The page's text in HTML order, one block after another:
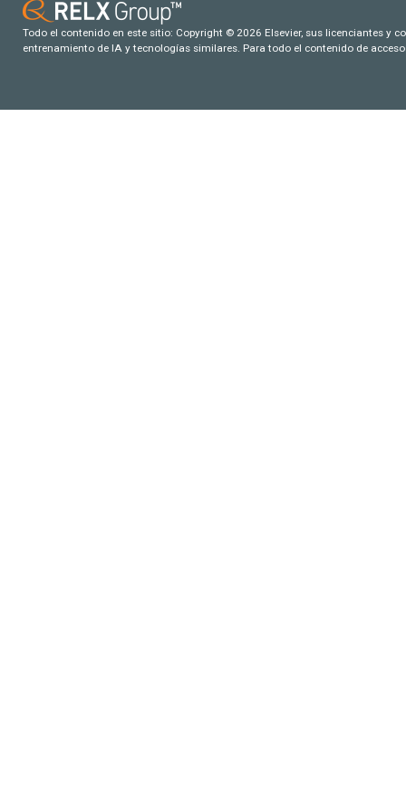
Todo el contenido en este sitio: Copyright © 2026 Elsevier, sus licenciantes y
entrenamiento de IA y tecnologías similares. Para todo el contenido de